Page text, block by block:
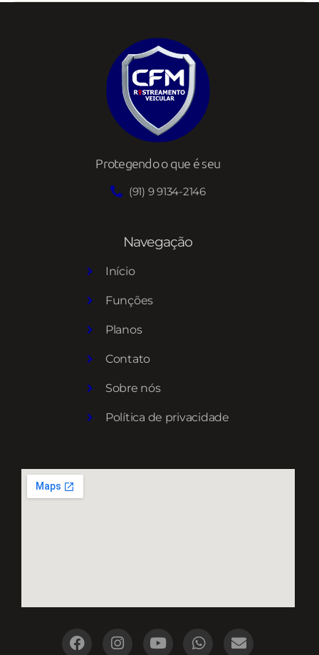
Protegendo o que é seu
(91) 9 9134-2146
Navegação
Início
Funções
Planos
Contato
Sobre nós
Política de privacidade